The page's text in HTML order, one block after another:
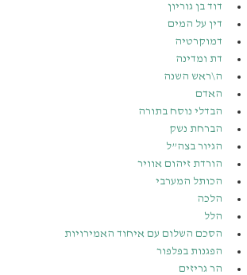
דוד בן גוריון
דין על המים
דמוקרטיה
דת ומדינה
ה\ראש השנה
האדם
הבדלי נוסח בתורה
הברחת נשק
הגיור בצה”ל
הורדת זיהום אוויר
הכותל המערבי
הלכה
הלל
הסכם השלום עם איחוד האמירויות
הפגנות בפלפור
הר גריזים